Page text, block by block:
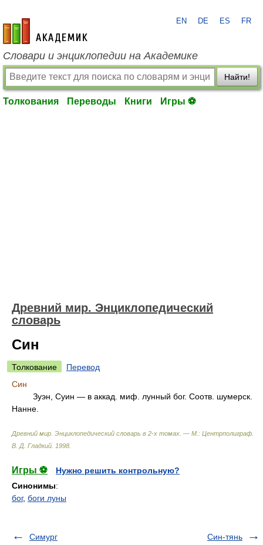
academic.ru
EN DE ES FR
Словари и энциклопедии на Академике
Найти!
Толкования Переводы Книги Игры ⚽
Древний мир. Энциклопедический
словарь
Син
Толкование
Перевод
Син
Зуэн, Суин — в аккад. миф. лунный бог. Соотв. шумерск.
Нанне.
Древний мир. Энциклопедический словарь в 2-х томах. — М.: Центрполиграф
В. Д. Гладкий 1998
Игры ⚽
Нужно решить контрольную?
Синонимы:
бог, боги луны
Симург Син-тянь